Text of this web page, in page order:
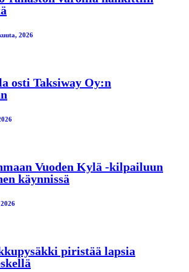
2026
osti Taksiway Oy:n
Vuoden Kylä -kilpailuun
käynnissä
piristää lapsia